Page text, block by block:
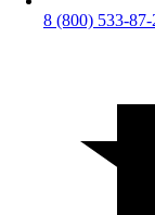
8 (800) 533-87-